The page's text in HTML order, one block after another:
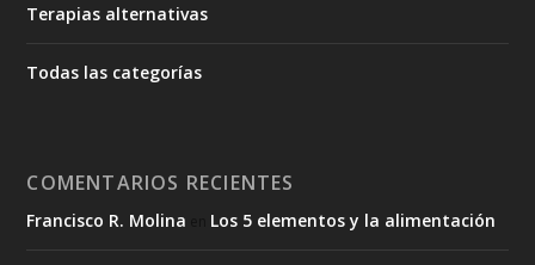
Terapias alternativas
Todas las categorías
COMENTARIOS RECIENTES
Francisco R. Molina Los 5 elementos y la alimentación